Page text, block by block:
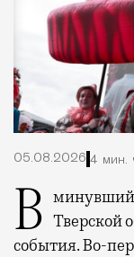
05.08.2026 4 мин.
В минувший уикенд маленькая Старица в Тверской
события. Во-